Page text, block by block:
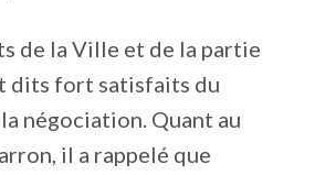
de la Ville et de la partie
dits fort satisfaits du
négociation. Quant au
il a rappelé que